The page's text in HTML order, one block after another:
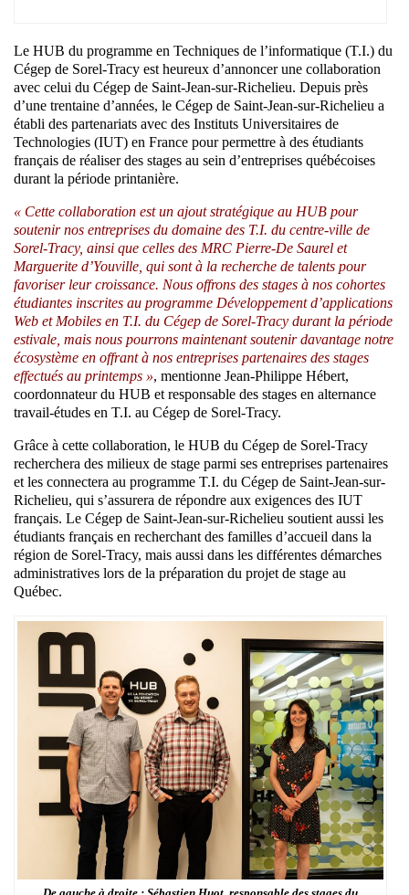
Le HUB du programme en Techniques de l’informatique (T.I.) du
Cégep de Sorel-Tracy est heureux d’annoncer une collaboration
avec celui du Cégep de Saint-Jean-sur-Richelieu. Depuis près
d’une trentaine d’années, le Cégep de Saint-Jean-sur-Richelieu a
établi des partenariats avec des Instituts Universitaires de
Technologies (IUT) en France pour permettre à des étudiants
français de réaliser des stages au sein d’entreprises québécoises
durant la période printanière.
« Cette collaboration est un ajout stratégique au HUB pour
soutenir nos entreprises du domaine des T.I. du centre-ville de
Sorel-Tracy, ainsi que celles des MRC Pierre-De Saurel et
Marguerite d’Youville, qui sont à la recherche de talents pour
favoriser leur croissance. Nous offrons des stages à nos cohortes
étudiantes inscrites au programme Développement d’applications
Web et Mobiles en T.I. du Cégep de Sorel-Tracy durant la période
estivale, mais nous pourrons maintenant soutenir davantage notre
écosystème en offrant à nos entreprises partenaires des stages
effectués au printemps », mentionne Jean-Philippe Hébert,
coordonnateur du HUB et responsable des stages en alternance
travail-études en T.I. au Cégep de Sorel-Tracy.
Grâce à cette collaboration, le HUB du Cégep de Sorel-Tracy
recherchera des milieux de stage parmi ses entreprises partenaires
et les connectera au programme T.I. du Cégep de Saint-Jean-sur-
Richelieu, qui s’assurera de répondre aux exigences des IUT
français. Le Cégep de Saint-Jean-sur-Richelieu soutient aussi les
étudiants français en recherchant des familles d’accueil dans la
région de Sorel-Tracy, mais aussi dans les différentes démarches
administratives lors de la préparation du projet de stage au
Québec.